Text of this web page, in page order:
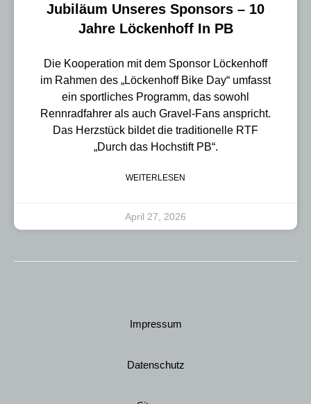
Jubiläum Unseres Sponsors – 10
Jahre Löckenhoff In PB
Die Kooperation mit dem Sponsor Löckenhoff
im Rahmen des „Löckenhoff Bike Day“ umfasst
ein sportliches Programm, das sowohl
Rennradfahrer als auch Gravel-Fans anspricht.
Das Herzstück bildet die traditionelle RTF
„Durch das Hochstift PB“.
WEITERLESEN
April 27, 2026
Impressum
Datenschutz